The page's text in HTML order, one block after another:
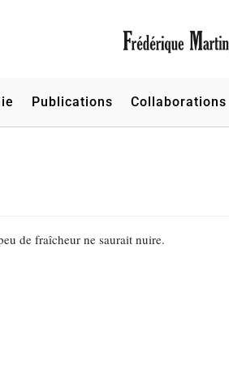
Publications Collaborations
de fraîcheur ne saurait nuire.